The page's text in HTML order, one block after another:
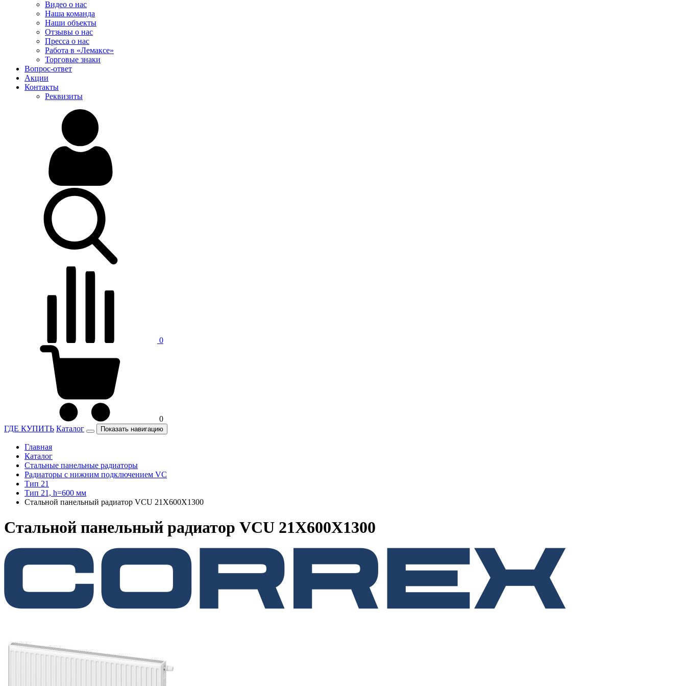
Видео о нас
Наша команда
Наши объекты
Отзывы о нас
Пресса о нас
Работа в «Лемаксе»
Торговые знаки
Вопрос-ответ
Акции
Контакты
Реквизиты
0
0
ГДЕ КУПИТЬ Каталог Показать навигацию
Главная
Каталог
Стальные панельные радиаторы
Радиаторы c нижним подключением VC
Тип 21
Тип 21, h=600 мм
Стальной панельный радиатор VCU 21Х600X1300
Стальной панельный радиатор VCU 21Х600X1300